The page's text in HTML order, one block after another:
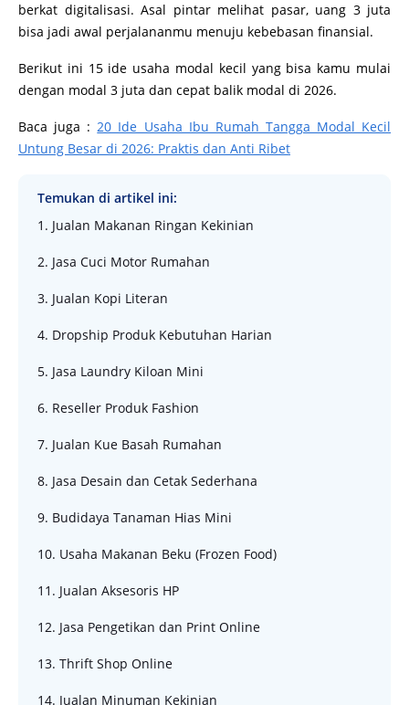
berkat digitalisasi. Asal pintar melihat pasar, uang 3 juta
bisa jadi awal perjalananmu menuju kebebasan finansial.
Berikut ini 15 ide usaha modal kecil yang bisa kamu mulai
dengan modal 3 juta dan cepat balik modal di 2026.
Baca juga :20 Ide Usaha Ibu Rumah Tangga Modal Kecil
Untung Besar di 2026: Praktis dan Anti Ribet
Temukan di artikel ini:
1. Jualan Makanan Ringan Kekinian
2. Jasa Cuci Motor Rumahan
3. Jualan Kopi Literan
4. Dropship Produk Kebutuhan Harian
5. Jasa Laundry Kiloan Mini
6. Reseller Produk Fashion
7. Jualan Kue Basah Rumahan
8. Jasa Desain dan Cetak Sederhana
9. Budidaya Tanaman Hias Mini
10. Usaha Makanan Beku (Frozen Food)
11. Jualan Aksesoris HP
12. Jasa Pengetikan dan Print Online
13. Thrift Shop Online
14. Jualan Minuman Kekinian